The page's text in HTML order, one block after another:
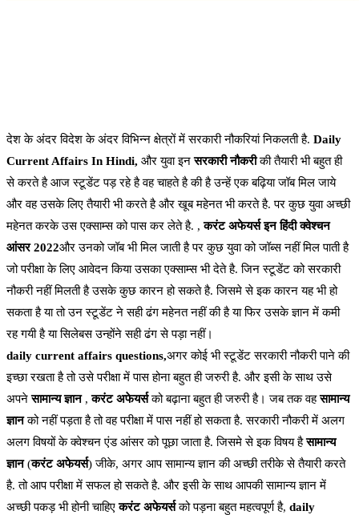
देश के अंदर विदेश के अंदर विभिन्न क्षेत्रों में सरकारी नौकरियां निकलती है. Daily
Current Affairs In Hindi, और युवा इनसरकारी नौकरीकी तैयारी भी बहुत ही
से करते है आज स्टूडेंट पड़ रहे है वह चाहते है की है उन्हें एक बढ़िया जॉब मिल जाये
और वह उसके लिए तैयारी भी करते है और खूब महेनत भी करते है. पर कुछ युवा अच्छी
महेनत करके उस एक्साम्स को पास कर लेते है. ,करंट अफेयर्स इन हिंदी क्वेश्चन
आंसर 2022और उनको जॉब भी मिल जाती है पर कुछ युवा को जॉब्स नहीं मिल पाती है
जो परीक्षा के लिए आवेदन किया उसका एक्साम्स भी देते है. जिन स्टूडेंट को सरकारी
नौकरी नहीं मिलती है उसके कुछ कारन हो सकते है. जिसमे से इक कारन यह भी हो
सकता है या तो उन स्टूडेंट ने सही ढंग महेनत नहीं की है या फिर उसके ज्ञान में कमी
रह गयी है या सिलेबस उन्होंने सही ढंग से पड़ा नहीं।
daily current affairs questions,अगर कोई भी स्टूडेंट सरकारी नौकरी पाने की
इच्छा रखता है तो उसे परीक्षा में पास होना बहुत ही जरुरी है. और इसी के साथ उसे
अपनेसामान्य ज्ञान,करंट अफेयर्सको बढ़ाना बहुत ही जरुरी है। जब तक वहसामान्य
ज्ञानको नहीं पड़ता है तो वह परीक्षा में पास नहीं हो सकता है. सरकारी नौकरी में अलग
अलग विषयों के क्वेश्चन एंड आंसर को पूछा जाता है. जिसमे से इक विषय हैसामान्य
ज्ञान(करंट अफेयर्स) जीके, अगर आप सामान्य ज्ञान की अच्छी तरीके से तैयारी करते
है. तो आप परीक्षा में सफल हो सकते है. और इसी के साथ आपकी सामान्य ज्ञान में
अच्छी पकड़ भी होनी चाहिएकरंट अफेयर्सको पड़ना बहुत महत्वपूर्ण है, daily